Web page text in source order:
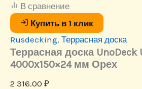
Ultra
4000х150×24
мм
Орех
В сравнение
Купить в 1 клик
Rusdecking, Террасная доска
Террасная доска UnoDeck
4000х150×24 мм Орех
2 316.00 ₽